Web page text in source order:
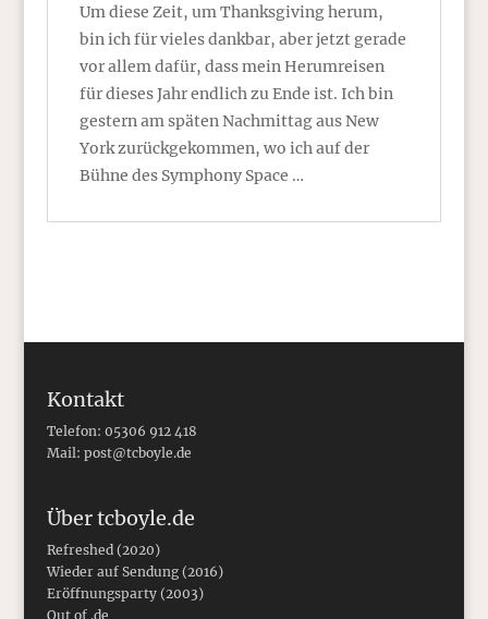
Um diese Zeit, um Thanksgiving herum,
bin ich für vieles dankbar, aber jetzt gerade
vor allem dafür, dass mein Herumreisen
für dieses Jahr endlich zu Ende ist. Ich bin
gestern am späten Nachmittag aus New
York zurückgekommen, wo ich auf der
Bühne des Symphony Space …
Kontakt
Telefon: 05306 912 418
Mail: post@tcboyle.de
Über tcboyle.de
Refreshed (2020)
Wieder auf Sendung (2016)
Eröffnungsparty (2003)
Out of .de